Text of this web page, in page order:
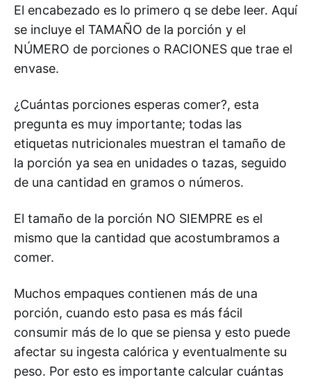
El encabezado es lo primero q se debe leer. Aquí
se incluye el TAMAÑO de la porción y el
NÚMERO de porciones o RACIONES que trae el
envase.
¿Cuántas porciones esperas comer?, esta
pregunta es muy importante; todas las
etiquetas nutricionales muestran el tamaño de
la porción ya sea en unidades o tazas, seguido
de una cantidad en gramos o números.
El tamaño de la porción NO SIEMPRE es el
mismo que la cantidad que acostumbramos a
comer.
Muchos empaques contienen más de una
porción, cuando esto pasa es más fácil
consumir más de lo que se piensa y esto puede
afectar su ingesta calórica y eventualmente su
peso. Por esto es importante calcular cuántas